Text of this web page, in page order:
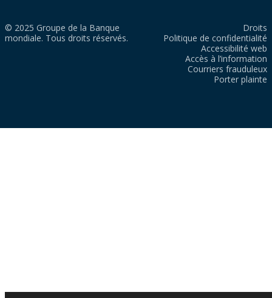
© 2025 Groupe de la Banque
mondiale. Tous droits réservés.
Droits
Politique de confidentialité
Accessibilité web
Accès à l’information
Courriers frauduleux
Porter plainte